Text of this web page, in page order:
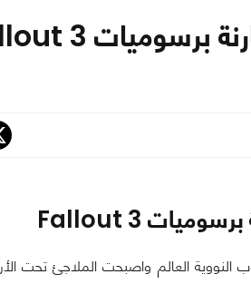
النووية العالم واصبحت الملاجئ تحت